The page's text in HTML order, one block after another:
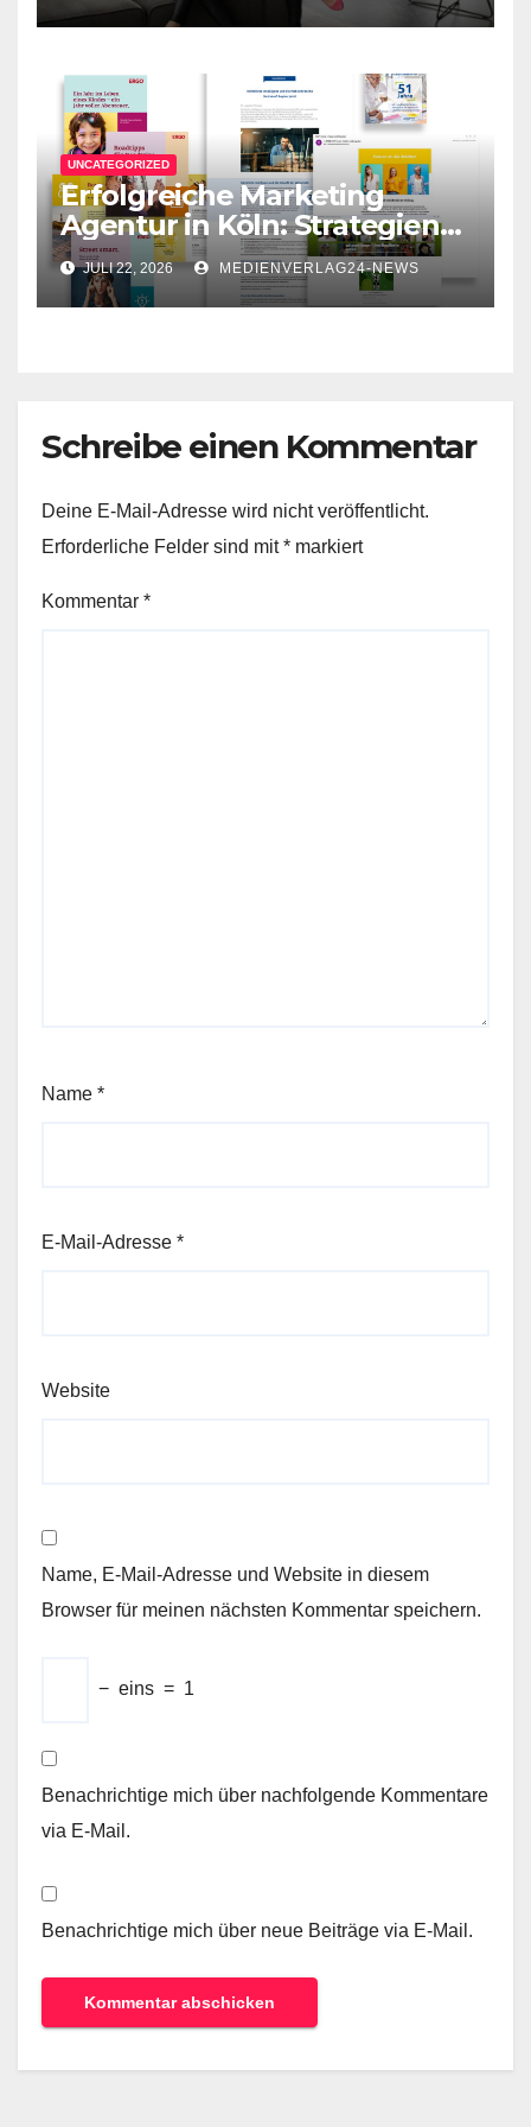
on
UNCATEGORIZED
Erfolgreiche Marketing
Agentur in Köln: Strategien
für Ihr Unternehmen
JULI 22, 2026 MEDIENVERLAG24-NEWS
Schreibe einen Kommentar
Deine E-Mail-Adresse wird nicht veröffentlicht.
Erforderliche Felder sind mit* markiert
Kommentar *
Name *
E-Mail-Adresse *
Website
Name, E-Mail-Adresse und Website in diesem
Browser für meinen nächsten Kommentar speichern.
− eins = 1
Benachrichtige mich über nachfolgende Kommentare
via E-Mail.
Benachrichtige mich über neue Beiträge via E-Mail.